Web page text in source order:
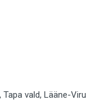
vald, Lääne-Viru